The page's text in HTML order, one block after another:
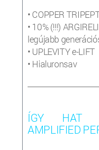
• COPPER
• 10% (!!!)
legújabb
• UPLEVITY e-LIFT
• Hialuronsav
ÍGY HAT
AMPLIFIED